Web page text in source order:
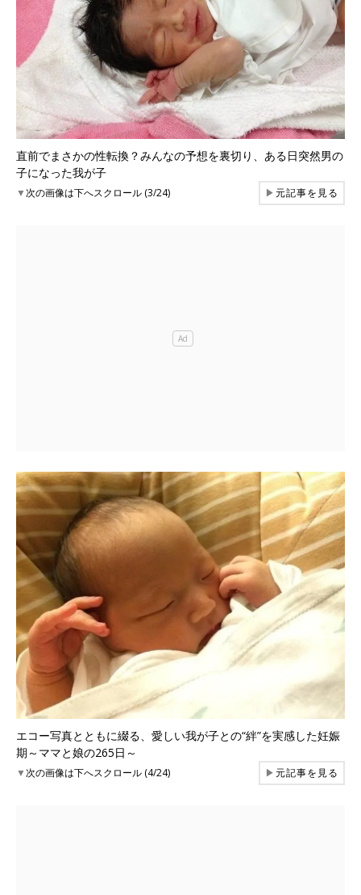
直前でまさかの性転換？みんなの予想を裏切り、ある日突然男の
子になった我が子
▼次の画像は下へスクロール (3/24) ▶元記事を見る
エコー写真とともに綴る、愛しい我が子との“絆”を実感した妊娠
期～ママと娘の265日～
▼次の画像は下へスクロール (4/24) ▶元記事を見る